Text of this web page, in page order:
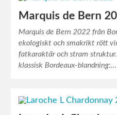
Marquis de Bern
Marquis de Bern 2022 från
ekologiskt och smakrikt rött
fatkaraktär och stram
klassisk Bordeaux-blandning:…